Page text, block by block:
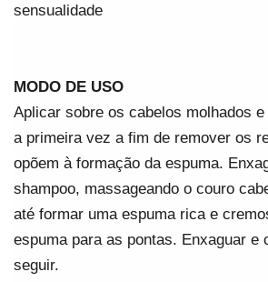
sensualidade
MODO DE USO
Aplicar sobre os cabelos molhados
a primeira vez a fim de remover os
opõem à formação da espuma.
shampoo, massageando o couro
até formar uma espuma rica e
espuma para as pontas. Enxaguar e
seguir.